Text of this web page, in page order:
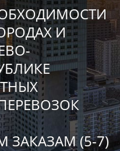
И
ЗАКАЗАМ (5-7)